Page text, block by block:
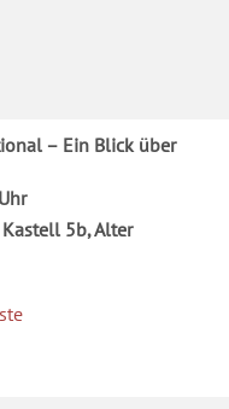
– Ein Blick über
5b, Alter